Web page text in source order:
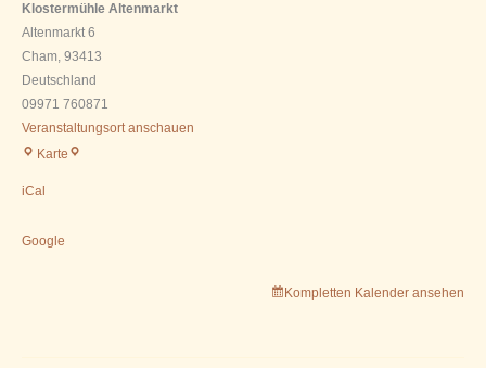
Klostermühle Altenmarkt
Altenmarkt 6
Cham, 93413
Deutschland
09971 760871
Veranstaltungsort anschauen
Karte Klostermühle
iCal
Google
Kompletten Kalender ansehen